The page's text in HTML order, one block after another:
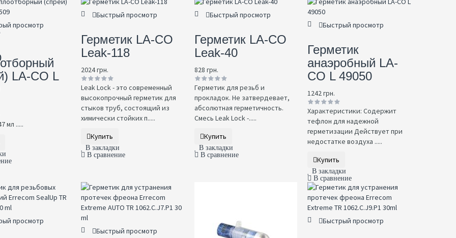
просмотр
LA-CO L
мл .....
Быстрый просмотр
Герметик LA-CO
Leak-118
2024 грн.
Leak Lock - это современный
высокопрочный герметик для
стыков труб, состоящий из
химически стойких п.....
Купить
В закладки
В сравнение
Быстрый просмотр
Герметик LA-CO
Leak-40
828 грн.
Герметик для резьб и
прокладок. Не затвердевает,
абсолютная герметичность.
Смесь Leak Lock -.....
Купить
В закладки
В сравнение
Быстрый просмотр
Герметик
анаэробный LA-
CO L 49050
1242 грн.
Характеристики: Содержит
тефлон для надежной
герметизации Действует при
недостатке воздуха .....
Купить
В закладки
В сравнение
просмотр
Быстрый просмотр
Быстрый просмотр